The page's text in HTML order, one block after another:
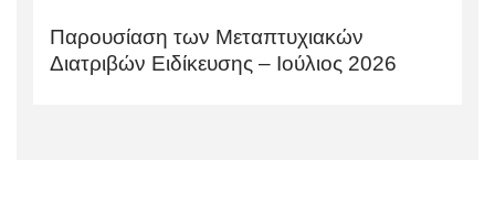
Παρουσίαση των Μεταπτυχιακών
Διατριβών Ειδίκευσης – Ιούλιος 2026